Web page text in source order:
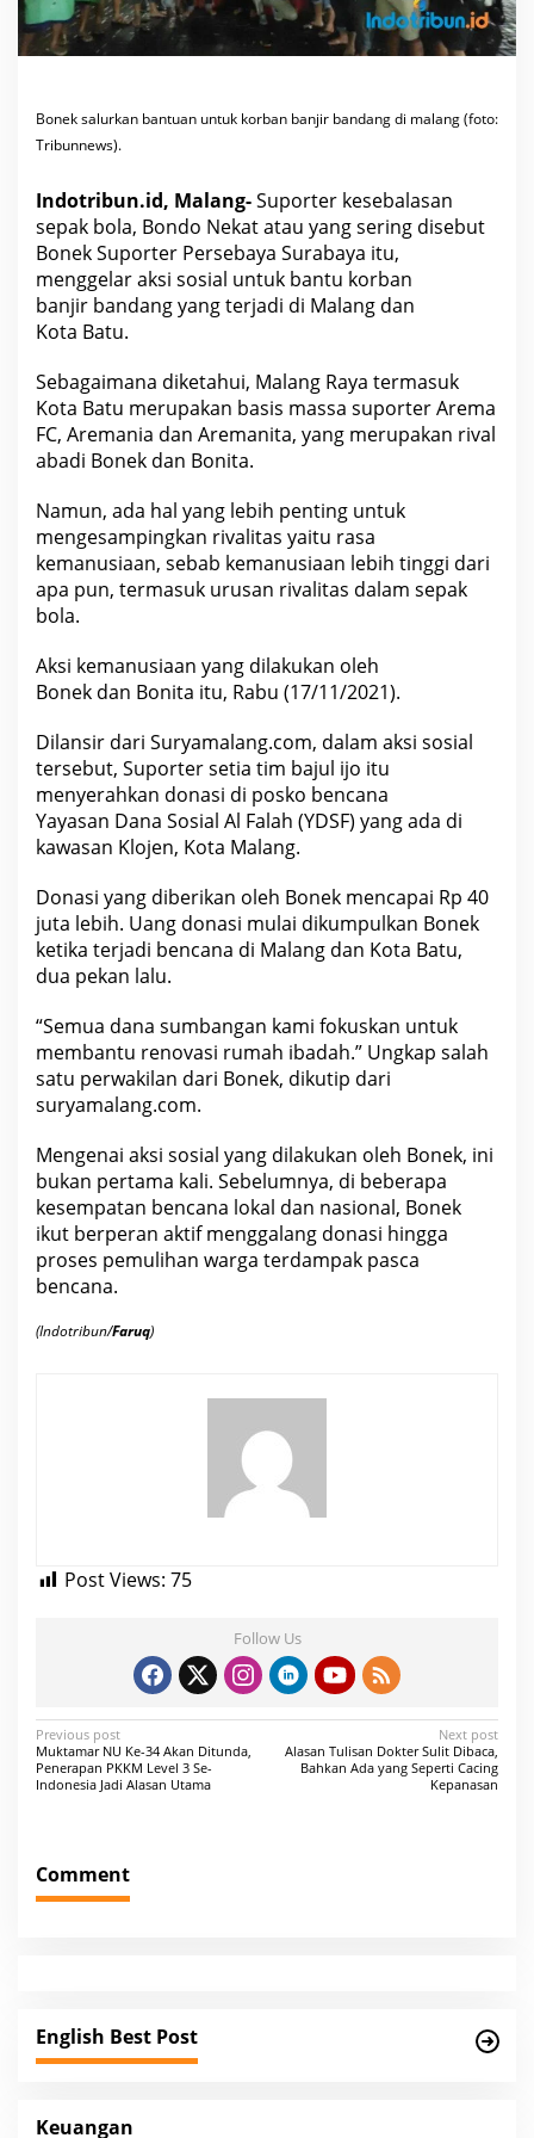
a
n
t
u
n
t
K
o
r
b
a
n
B
a
n
r
B
a
n
d
a
g
d
i
K
o
t
a
g
R
i
a
l
Bonek salurkan bantuan untuk korban banjir bandang di malang (foto:
Tribunnews).
Indotribun.id, Malang-Suporter kesebalasan
sepak bola, Bondo Nekat atau yang sering disebut
Bonek Suporter Persebaya Surabaya itu,
menggelar aksi sosial untuk bantu korban
banjir bandang yang terjadi di Malang dan
Kota Batu.
Sebagaimana diketahui, Malang Raya termasuk
Kota Batu merupakan basis massa suporter Arema
FC, Aremania dan Aremanita, yang merupakan rival
abadi Bonek dan Bonita.
Namun, ada hal yang lebih penting untuk
mengesampingkan rivalitas yaitu rasa
kemanusiaan, sebab kemanusiaan lebih tinggi dari
apa pun, termasuk urusan rivalitas dalam sepak
bola.
Aksi kemanusiaan yang dilakukan oleh
Bonek dan Bonita itu, Rabu (17/11/2021).
Dilansir dari Suryamalang.com, dalam aksi sosial
tersebut, Suporter setia tim bajul ijo itu
menyerahkan donasi di posko bencana
Yayasan Dana Sosial Al Falah (YDSF) yang ada di
kawasan Klojen, Kota Malang.
Donasi yang diberikan oleh Bonek mencapai Rp 40
juta lebih. Uang donasi mulai dikumpulkan Bonek
ketika terjadi bencana di Malang dan Kota Batu,
dua pekan lalu.
“Semua dana sumbangan kami fokuskan untuk
membantu renovasi rumah ibadah.” Ungkap salah
satu perwakilan dari Bonek, dikutip dari
suryamalang.com.
Mengenai aksi sosial yang dilakukan oleh Bonek, ini
bukan pertama kali. Sebelumnya, di beberapa
kesempatan bencana lokal dan nasional, Bonek
ikut berperan aktif menggalang donasi hingga
proses pemulihan warga terdampak pasca
bencana.
(Indotribun/Faruq)
Post Views: 75
Follow Us
P
o
n
a
a
t
i
Previous post
Muktamar NU Ke-34 Akan Ditunda,
Penerapan PKKM Level 3 Se-
Indonesia Jadi Alasan Utama
Next post
Alasan Tulisan Dokter Sulit Dibaca,
Bahkan Ada yang Seperti Cacing
Kepanasan
Comment
English Best Post
Keuangan